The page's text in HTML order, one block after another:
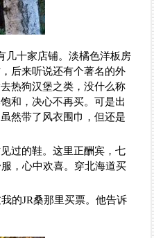
几十家店铺。淡橘色洋板房
后来听说还有个著名的外
热狗汉堡之类，没什么称
和，决心不再买。可是出
然带了风衣围巾，但还是
过的鞋。这里正酬宾，七
，心中欢喜。穿北海道买
的JR桑那里买票。他告诉